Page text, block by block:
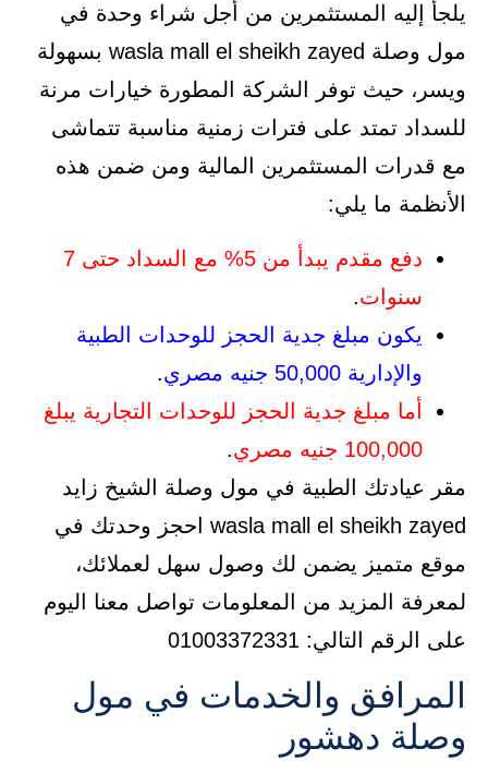
يلجأ إليه المستثمرين من أجل شراء وحدة في
مول وصلة wasla mall el sheikh zayed بسهولة
ويسر، حيث توفر الشركة المطورة خيارات مرنة
للسداد تمتد على فترات زمنية مناسبة تتماشى
مع قدرات المستثمرين المالية ومن ضمن هذه
الأنظمة ما يلي:
دفع مقدم يبدأ من 5% مع السداد حتى 7
سنوات.
يكون مبلغ جدية الحجز للوحدات الطبية
والإدارية 50,000 جنيه مصري
.
أما مبلغ جدية الحجز للوحدات التجارية يبلغ
100,000 جنيه مصري
.
مقر عيادتك الطبية في مول وصلة الشيخ زايد
wasla mall el sheikh zayed احجز وحدتك في
موقع متميز يضمن لك وصول سهل لعملائك،
لمعرفة المزيد من المعلومات تواصل معنا اليوم
على الرقم التالي: 01003372331
المرافق والخدمات في مول
وصلة دهشور